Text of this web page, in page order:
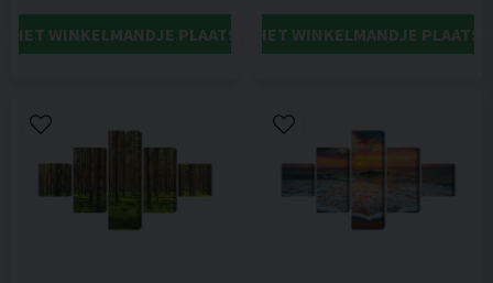
HET WINKELMANDJE PLAATSENIN HET WINKELMANDJE